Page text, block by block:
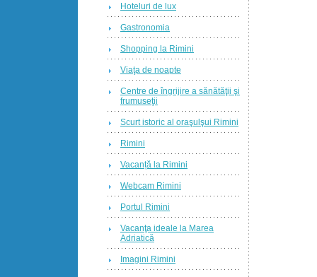
Hoteluri de lux
Gastronomia
Shopping la Rimini
Viaţa de noapte
Centre de îngrijire a sănătăţii şi
frumuseţii
Scurt istoric al oraşulşui Rimini
Rimini
Vacanță la Rimini
Webcam Rimini
Portul Rimini
Vacanţa ideale la Marea
Adriatică
Imagini Rimini